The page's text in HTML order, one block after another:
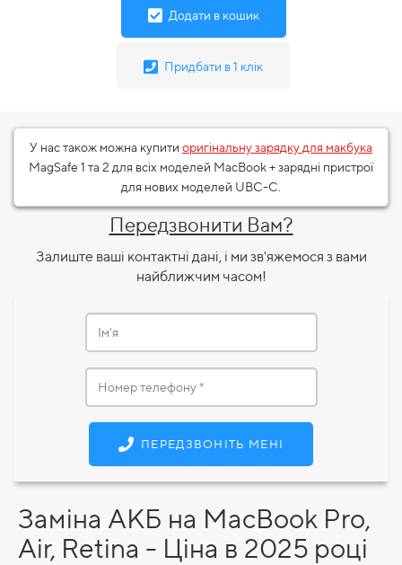
Додати в кошик
Придбати в 1 клік
У нас також можна купити оригінальну зарядку для макбука
MagSafe 1 та 2 для всіх моделей MacBook + зарядні пристрої
для нових моделей UBC-C.
Передзвонити Вам?
Залиште ваші контактні дані, і ми зв'яжемося з вами
найближчим часом!
ПЕРЕДЗВОНІТЬ МЕНІ
Заміна АКБ на MacBook Pro,
Air, Retina - Ціна в 2025 році